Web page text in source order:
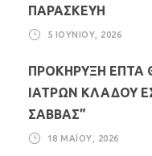
ΠΑΡΑΣΚΕΥΗ
5 ΙΟΥΝΊΟΥ, 2026
ΠΡΟΚΗΡΥΞΗ ΕΠΤΑ
ΙΑΤΡΩΝ ΚΛΑΔΟΥ
ΣΑΒΒΑΣ”
18 ΜΑΪ́ΟΥ, 2026